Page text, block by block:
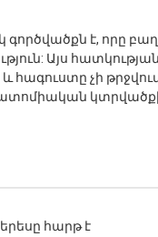
գործվածքն է, որը
Այս
չի
հարթ է